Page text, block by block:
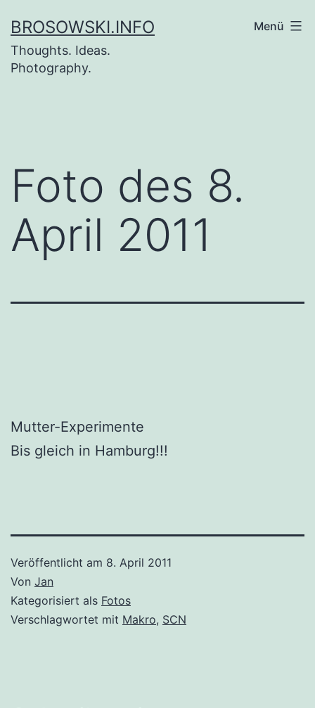
Inhalt
springen
BROSOWSKI.INFO
Thoughts. Ideas.
Photography.
Menü
Foto des 8.
April 2011
Mutter-Experimente
Bis gleich in Hamburg!!!
Veröffentlicht am 8. April 2011
Von Jan
Kategorisiert als Fotos
Verschlagwortet mit Makro, SCN